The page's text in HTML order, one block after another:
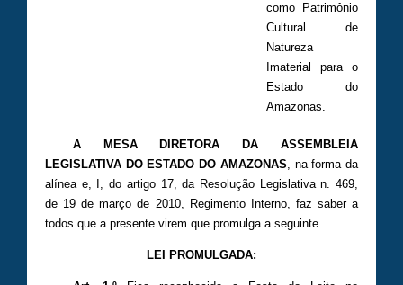
como Patrimônio
Cultural de
Natureza
Imaterial para o
Estado do
Amazonas.
A MESA DIRETORA DA ASSEMBLEIA
LEGISLATIVA DO ESTADO DO AMAZONAS , na forma da
alínea e, I, do artigo 17, da Resolução Legislativa n. 469,
de 19 de março de 2010, Regimento Interno, faz saber a
todos que a presente virem que promulga a seguinte
LEI PROMULGADA: